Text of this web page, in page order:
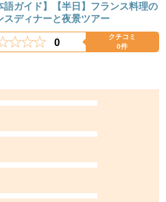
語ガイド】【半日】フランス料理の
スディナーと夜景ツアー
0
クチコミ
0件